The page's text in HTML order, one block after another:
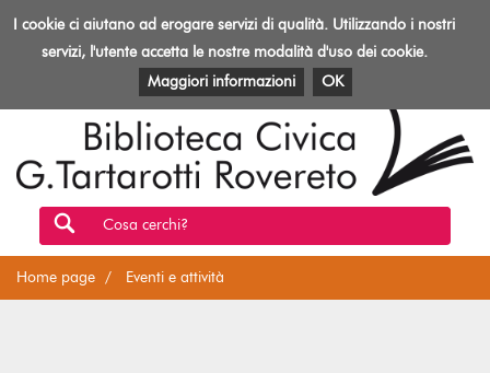
Toggle
Biblioteca
Rovereto
EVENTI E ATTIVITÀ PATRIMONIO E RISORSE
Cosa cerchi?
Home page Eventi e attività
I cookie ci aiutano ad erogare servizi di qualità. Utilizzando i nostri
servizi, l'utente accetta le nostre modalità d'uso dei cookie.
Maggiori informazioni
OK